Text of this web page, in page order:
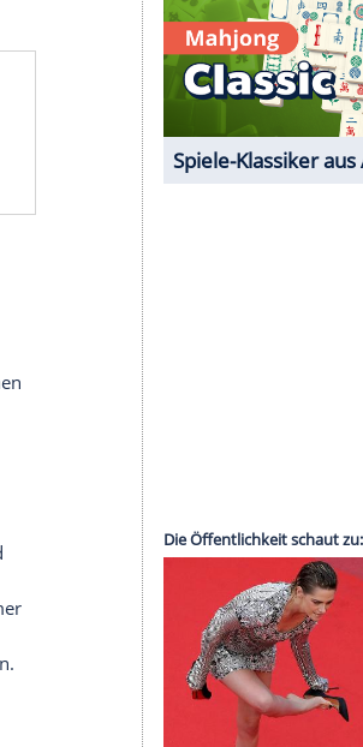
zurück. Was
letzten zehn Jahren
Stücke, die mir
den
ich habe mir nie
einige Konzerte
Mir war es
Da geht die
Glomex GmbH